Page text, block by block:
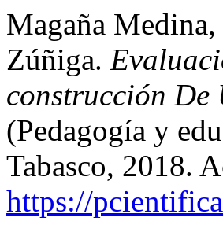
Magaña
Zúñiga.
construcción De
(Pedagogía y
Tabasco, 2018.
https://